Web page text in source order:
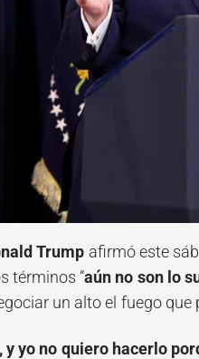
Trump afirmó este
términos “aún no son lo
un alto el fuego
yo no quiero hacerlo